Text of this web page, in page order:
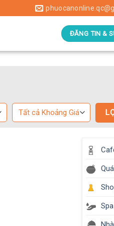
ĐĂNG TIN &